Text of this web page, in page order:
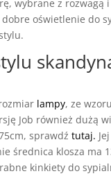
wybrane z rozwagą i
oświetlenie do
lampy, ze
Job również dużą
sprawdź tutaj.
średnica klosza ma
kinkiety do